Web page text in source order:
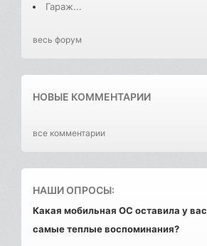
Гараж...
весь форум
НОВЫЕ КОММЕНТАРИИ
все комментарии
НАШИ ОПРОСЫ:
Какая мобильная ОС оставила у вас
самые теплые воспоминания?